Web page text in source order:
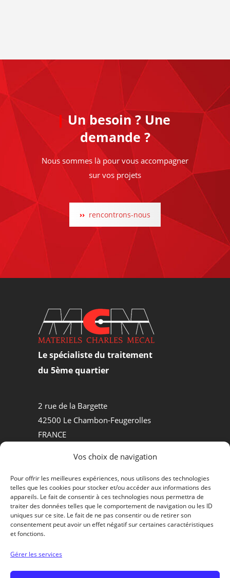
Vos choix de navigation
Pour offrir les meilleures expériences, nous utilisons des technologies
telles que les cookies pour stocker et/ou accéder aux informations des
appareils. Le fait de consentir à ces technologies nous permettra de
traiter des données telles que le comportement de navigation ou les ID
uniques sur ce site. Le fait de ne pas consentir ou de retirer son
consentement peut avoir un effet négatif sur certaines caractéristiques
et fonctions.
Gérer les services
Un besoin ? Une
demande ?
Nous sommes là pour vous accompagner
sur vos projets
rencontrons-nous
Le spécialiste du traitement
du 5ème quartier
2 rue de la Bargette
42500 Le Chambon-Feugerolles
FRANCE
MATÉRIELS D’ABATTOIRS
PROCESS AGROALIMENTAIRE
QUI SOMMES-NOUS ?
Contactons-nous